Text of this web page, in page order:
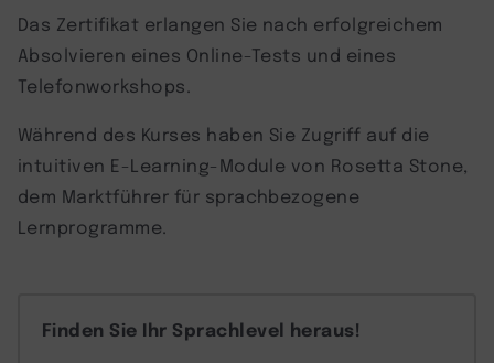
Das Zertifikat erlangen Sie nach erfolgreichem
Absolvieren eines Online-Tests und eines
Telefonworkshops.
Während des Kurses haben Sie Zugriff auf die
intuitiven E-Learning-Module von Rosetta Stone,
dem Marktführer für sprachbezogene
Lernprogramme.
Finden Sie Ihr Sprachlevel heraus!